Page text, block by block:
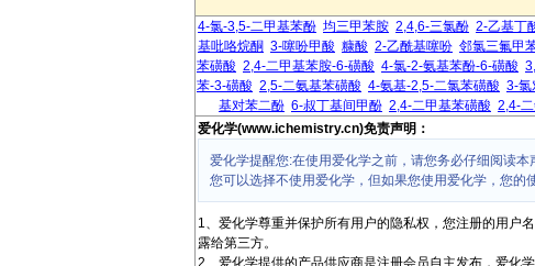
4-氯-3,5-二甲基苯酚 均三甲苯胺 2,4,6-三氯酚 2-乙基丁
基吡咯烷酮 3-噻吩甲酸 糠酸 2-乙酰基噻吩 邻氯三氟甲
苯磺酸 2,4-二甲基苯胺-6-磺酸 4-氯-2-氨基苯酚-6-磺酸
苯-3-磺酸 2,5-二氨基苯磺酸 4-氨基-2,5-二氯苯磺酸 3-氯
基对苯二酚 6-叔丁基间甲酚 2,4-二甲基苯磺酸 2,4-
爱化学(www.ichemistry.cn)免责声明：
爱化学提醒您:在使用爱化学之前，请您务必仔细阅读本
您可以选择不使用爱化学，但如果您使用爱化学，您的
1、爱化学尊重并保护所有用户的隐私权，您注册的用户
露给第三方。
2、爱化学提供的产品供应商是注册会员自主发布，爱化